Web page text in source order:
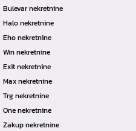
Bulevar nekretnine
Halo nekretnine
Eho nekretnine
Win nekretnine
Exit nekretnine
Max nekretnine
Trg nekretnine
One nekretnine
Zakup nekretnine